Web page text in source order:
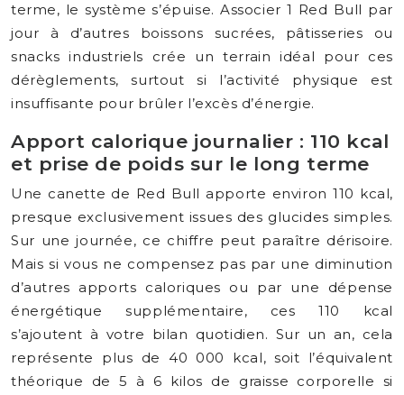
terme, le système s’épuise. Associer 1 Red Bull par
jour à d’autres boissons sucrées, pâtisseries ou
snacks industriels crée un terrain idéal pour ces
dérèglements, surtout si l’activité physique est
insuffisante pour brûler l’excès d’énergie.
Apport calorique journalier : 110 kcal
et prise de poids sur le long terme
Une canette de Red Bull apporte environ 110 kcal,
presque exclusivement issues des glucides simples.
Sur une journée, ce chiffre peut paraître dérisoire.
Mais si vous ne compensez pas par une diminution
d’autres apports caloriques ou par une dépense
énergétique supplémentaire, ces 110 kcal
s’ajoutent à votre bilan quotidien. Sur un an, cela
représente plus de 40 000 kcal, soit l’équivalent
théorique de 5 à 6 kilos de graisse corporelle si